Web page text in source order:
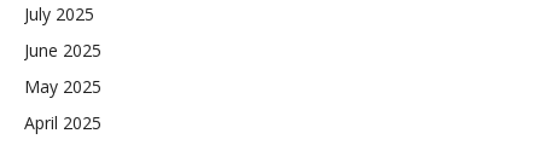
July 2025
June 2025
May 2025
April 2025